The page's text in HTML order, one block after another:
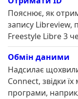
Пояснює, як
запису Libreview,
Freestyle Libre 3
Обмін даними
Надсилає
Connect, звідки
програми,